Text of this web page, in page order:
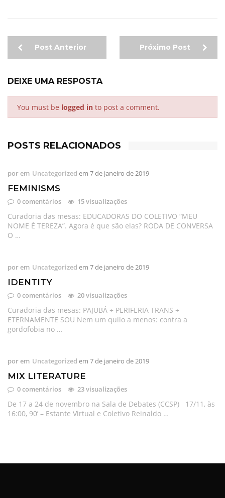
Post Anterior Próximo Post
DEIXE UMA RESPOSTA
You must be logged into post a comment.
POSTS RELACIONADOS
porem Uncategorized em 7 de janeiro de 2019
FEMINISMS
0 comentários 15 visualizações
Curadoria das mesas: EDUCADORAS DO COLETIVO “MEU
NOME É TEREZA”. Agora é que são elas? RODA DE CONVERSA
O …
porem Uncategorized em 7 de janeiro de 2019
IDENTITY
0 comentários 20 visualizações
Curadoria das mesas: PAJUBÁ + PERIFERIA TRANS +
ETERNAMENTE SOU Nem um quilo a menos: contra a
gordofobia no …
porem Uncategorized em 7 de janeiro de 2019
MIX LITERATURE
0 comentários 23 visualizações
De 17 a 24 de novembro na Sala de Debates (CCSP) 17/11, às
16:00, 90’ – Estante Virtual e Coletivo Reinaldo …